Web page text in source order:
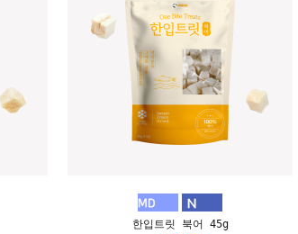
한입트릿 북어 45g